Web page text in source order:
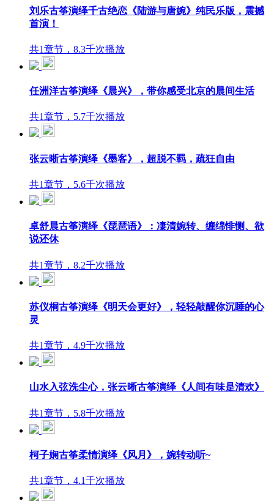
刘乐古筝演绎千古绝恋《陆游与唐婉》纯民乐版，震撼
首演！
共1章节，8.3千次播放
任洲洋古筝演绎《晨兴》，带你感受北京的晨间生活
共1章节，5.7千次播放
张云晰古筝演绎《墨客》，超脱不羁，疏狂自由
共1章节，5.6千次播放
卓舒晨古筝演绎《琵琶语》：凄清婉转、缠绵悱恻、欲
说还休
共1章节，8.2千次播放
苏仪桐古筝演绎《明天会更好》，轻轻敲醒你沉睡的心
灵
共1章节，4.9千次播放
山水入弦洗尘心，张云晰古筝演绎《人间有味是清欢》
共1章节，5.8千次播放
柯子娴古筝柔情演绎《风月》，婉转动听~
共1章节，4.1千次播放